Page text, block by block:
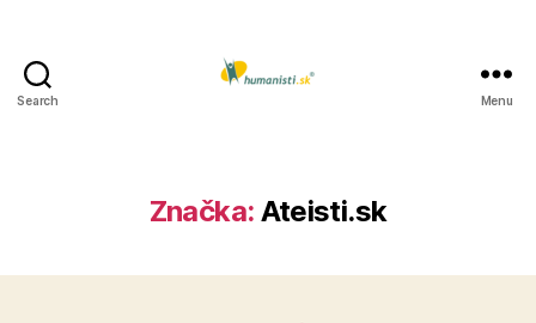
Search Menu
Značka: Ateisti.sk